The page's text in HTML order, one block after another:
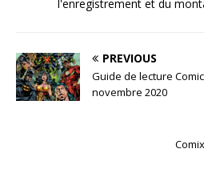
l'enregistrement et du
PREVIOUS
Guide de lecture
novembre 2020